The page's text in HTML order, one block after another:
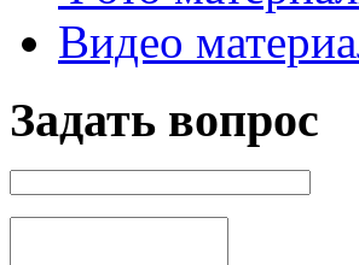
Видео
Задать вопрос